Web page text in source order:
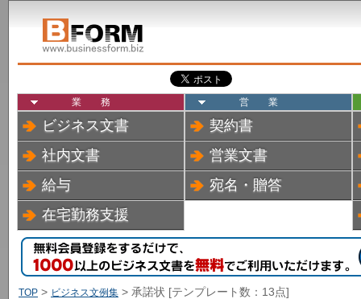
業務
ビジネス文書
社内文書
給与
在宅勤務支援
営業
契約書
営業文書
宛名・贈答
TOP > ビジネス文例集 > 承諾状 [テンプレート数：13点]